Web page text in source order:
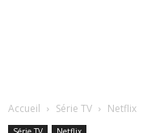
Accueil Série TV Netflix